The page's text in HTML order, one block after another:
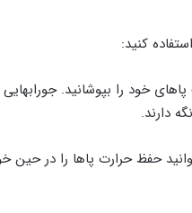
کنید:
خود را بپوشانید. جورابهایی
دارند.
حفظ حرارت پاها را در حین